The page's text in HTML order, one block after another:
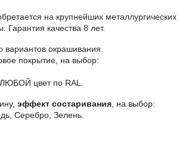
на крупнейших металлургических
качества 8 лет.
вариантов окрашивания.
покрытие, на выбор:
ЛЮБОЙ цвет по RAL.
эффект состаривания, на выбор:
Серебро, Зелень.